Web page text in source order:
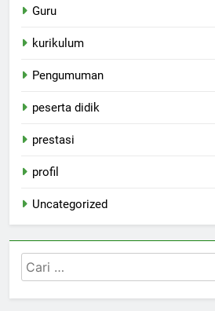
Guru
kurikulum
Pengumuman
peserta didik
prestasi
profil
Uncategorized
Cari
untuk: